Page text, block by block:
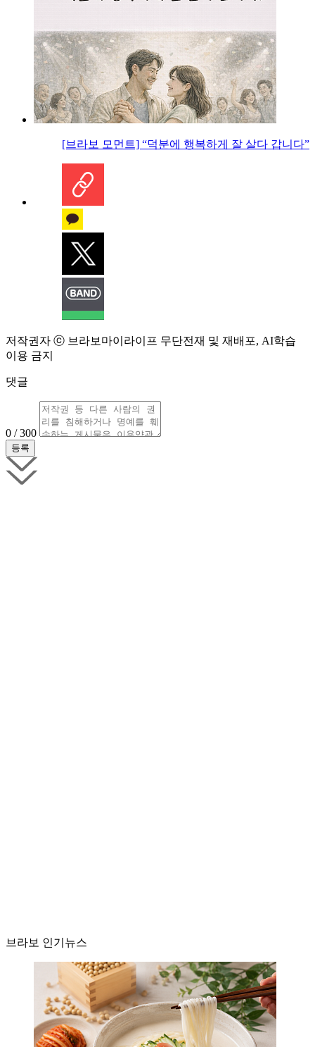
[브라보 모먼트] “덕분에 행복하게 잘 살다 갑니다”
저작권자 ⓒ 브라보마이라이프 무단전재 및 재배포, AI학습
이용 금지
댓글
0 / 300
브라보 인기뉴스